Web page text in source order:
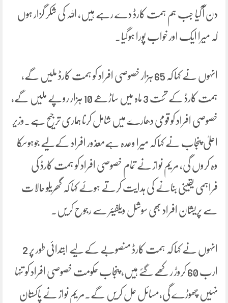
دن آگیا جب ہم ہمت کارڈ دے رہے ہیں، اللہ کی شکر گزار ہوں
کہ میرا ایک اور خواب پورا ہوگیا۔
انہوں نے کہا کہ 65 ہزار خصوصی افراد کو ہمت کارڈ ملیں گے،
ہمت کارڈ کے تحت 3 ماہ میں ساڑھے 10 ہزار روپے ملیں گے،
خصوصی افراد کو قومی دھارے میں شامل کرنا ہماری ترجیح ہے۔وزیر
اعلیٰ پنجاب نے کہا کہ میرا وعدہ ہےمعذور افراد کےلیے جوہوسکا
وہ کروں گی، مریم نواز نے تمام خصوصی افراد کو ہمت کارڈ کی
فراہمی یقینی بنانے کی ہدایت کرتے ہوئے کہا کہ گھریلو حالات
سے پریشان افراد بھی سوشل ویلفیئر سے رجوح کریں۔
انہوں نے کہا کہ ہمت کارڈ منصوبے کے لیے ابتدائی طور پر 2
ارب 60 کروڑ رکھے گئے ہیں، پنجاب حکومت خصوصی افراد کو تنہا
نہیں چھوڑے گی،مسائل حل کریں گے۔مریم نواز نے پاکستان